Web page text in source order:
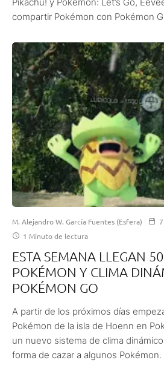
compartir Pokémon con Pokémon
M. Alejandro W. García Fuentes (Esfera)
1 Minuto de lectura
ESTA SEMANA LLEGAN
POKÉMON Y CLIMA
POKÉMON GO
A partir de los próximos días
Pokémon de la isla de Hoenn en
un nuevo sistema de clima
forma de cazar a algunos Pokémon.